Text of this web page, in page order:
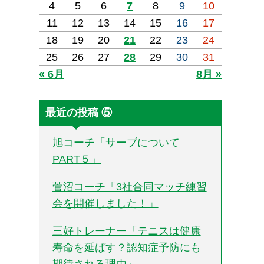
4 5 6 7 8 9
10
11
12 13 14 15 16
17
18
19 20 21 22 23
24
25
26 27 28 29 30
31
« 6月
8月 »
最近の投稿 ⑤
旭コーチ「サーブについて
PART５」
菅沼コーチ「3社合同マッチ練習
会を開催しました！」
三好トレーナー「テニスは健康
寿命を延ばす？認知症予防にも